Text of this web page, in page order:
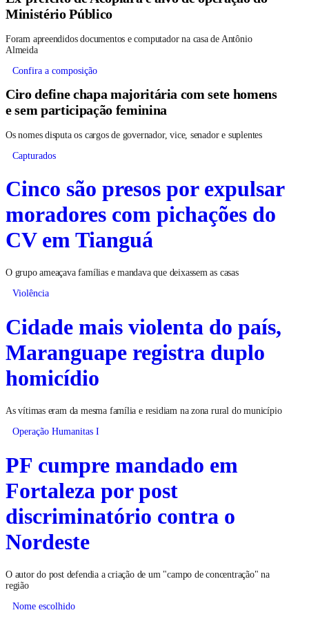
Ministério Público
Foram apreendidos documentos e computador na casa de Antônio
Almeida
Confira a composição
Ciro define chapa majoritária com sete homens
e sem participação feminina
Os nomes disputa os cargos de governador, vice, senador e suplentes
Capturados
Cinco são presos por expulsar
moradores com pichações do
CV em Tianguá
O grupo ameaçava famílias e mandava que deixassem as casas
Violência
Cidade mais violenta do país,
Maranguape registra duplo
homicídio
As vítimas eram da mesma família e residiam na zona rural do município
Operação Humanitas I
PF cumpre mandado em
Fortaleza por post
discriminatório contra o
Nordeste
O autor do post defendia a criação de um "campo de concentração" na
região
Nome escolhido